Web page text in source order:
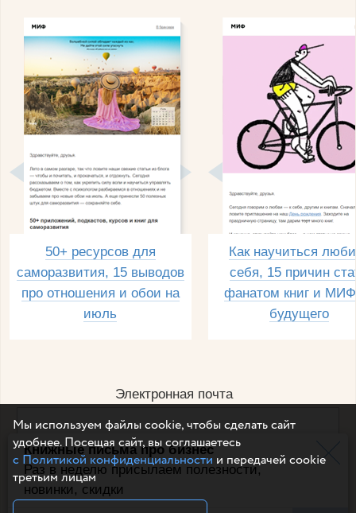
Книжные письма про бизнес
Раз в неделю присылаем полезности,
новинки, скидки
50+ ресурсов для
саморазвития, 15 выводов
про отношения и обои на
июль
Как научиться
себя, 15 причин
фанатом книг и
будущего
Электронная почта
Например, dulsineya@gmail.com
Без спама и смс
Подписаться
Мы используем файлы cookie, чтобы сделать сайт
удобнее. Посещая сайт, вы соглашаетесь
с Политикой конфиденциальности и передачей cookie
третьим лицам